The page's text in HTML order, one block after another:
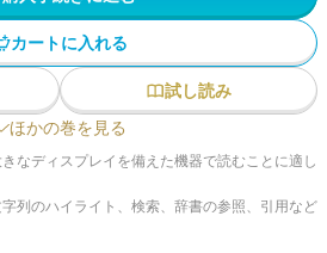
カートに入れる
試し読み
ほかの巻を見る
なディスプレイを備えた機器で読むことに適し
列のハイライト、検索、辞書の参照、引用など